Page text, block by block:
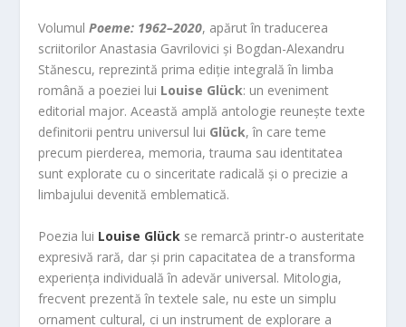
VolumulPoeme: 1962–2020, apărut în traducerea
scriitorilor Anastasia Gavrilovici și Bogdan-Alexandru
Stănescu, reprezintă prima ediție integrală în limba
română a poeziei lui Louise Glück: un eveniment
editorial major. Această amplă antologie reunește texte
definitorii pentru universul lui Glück, în care teme
precum pierderea, memoria, trauma sau identitatea
sunt explorate cu o sinceritate radicală și o precizie a
limbajului devenită emblematică.
Poezia lui Louise Glück se remarcă printr-o austeritate
expresivă rară, dar și prin capacitatea de a transforma
experiența individuală în adevăr universal. Mitologia,
frecvent prezentă în textele sale, nu este un simplu
ornament cultural, ci un instrument de explorare a